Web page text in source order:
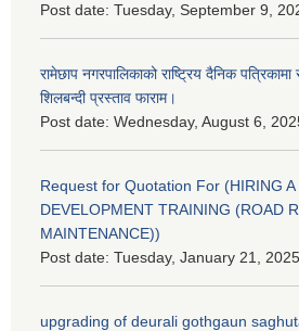
Post date: Tuesday, September 9,
रामेछाप नगरपालिकाको राष्ट्रिय दैनिक
शिलबन्दी प्रस्ताव फाराम।
Post date: Wednesday, August 6,
Request for Quotation For (HIRING
DEVELOPMENT TRAINING (ROAD
MAINTENANCE))
Post date: Tuesday, January 21,
upgrading of deurali gothgaun